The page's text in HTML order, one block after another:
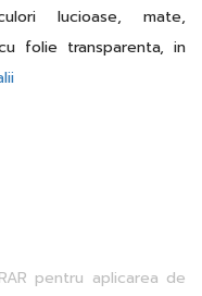
lucioase, mate,
folie transparenta, in
pentru aplicarea de